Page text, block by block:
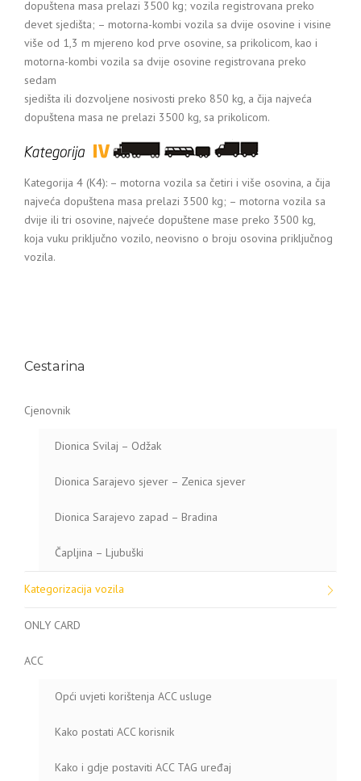
dopuštena masa prelazi 3500 kg; vozila registrovana preko
devet sjedišta; – motorna-kombi vozila sa dvije osovine i visine
više od 1,3 m mjereno kod prve osovine, sa prikolicom, kao i
motorna-kombi vozila sa dvije osovine registrovana preko
sedam
sjedišta ili dozvoljene nosivosti preko 850 kg, a čija najveća
dopuštena masa ne prelazi 3500 kg, sa prikolicom.
Kategorija 4 (K4): – motorna vozila sa četiri i više osovina, a čija
najveća dopuštena masa prelazi 3500 kg; – motorna vozila sa
dvije ili tri osovine, najveće dopuštene mase preko 3500 kg,
koja vuku priključno vozilo, neovisno o broju osovina priključnog
vozila.
Cestarina
Cjenovnik
Dionica Svilaj – Odžak
Dionica Sarajevo sjever – Zenica sjever
Dionica Sarajevo zapad – Bradina
Čapljina – Ljubuški
Kategorizacija vozila
ONLY CARD
ACC
Opći uvjeti korištenja ACC usluge
Kako postati ACC korisnik
Kako i gdje postaviti ACC TAG uređaj